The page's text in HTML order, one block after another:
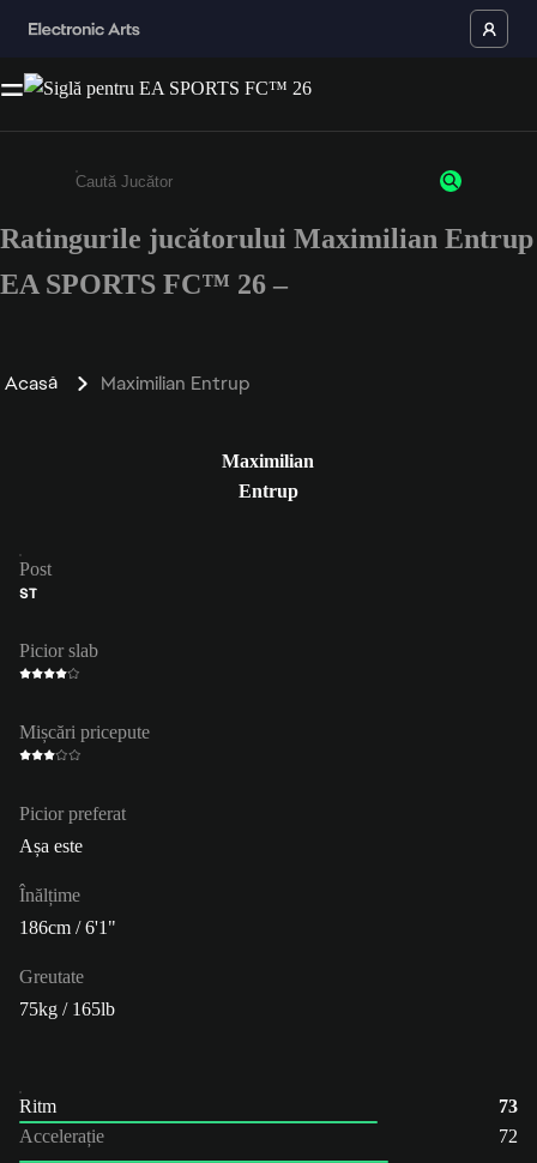
Enter a minimum of 3 characters or numbers
Ratingurile jucătorului Maximilian Entrup
EA SPORTS FC™ 26 –
Acasă Maximilian Entrup
Maximilian
Entrup
Post
ST
Picior slab
Mișcări pricepute
Picior preferat
Așa este
Înălțime
186cm / 6'1"
Greutate
75kg / 165lb
Ritm
73
Accelerație
72